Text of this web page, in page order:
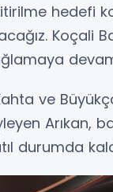
hedefi
Koçali
ve
Arıkan,
durumda